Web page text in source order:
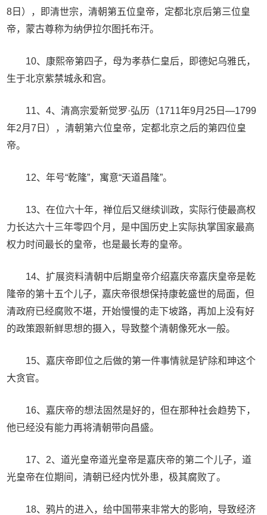
8日），即清世宗，清朝第五位皇帝，定都北京后第三位皇
帝，蒙古尊称为纳伊拉尔图托布汗。
10、康熙帝第四子，母为孝恭仁皇后，即德妃乌雅氏，
生于北京紫禁城永和宫。
11、4、清高宗爱新觉罗·弘历（1711年9月25日—1799
年2月7日），清朝第六位皇帝，定都北京之后的第四位皇
帝。
12、年号“乾隆”，寓意“天道昌隆”。
13、在位六十年，禅位后又继续训政，实际行使最高权
力长达六十三年零四个月，是中国历史上实际执掌国家最高
权力时间最长的皇帝，也是最长寿的皇帝。
14、扩展资料清朝中后期皇帝介绍嘉庆帝嘉庆皇帝是乾
隆帝的第十五个儿子，嘉庆帝很想保持康乾盛世的局面，但
清政府已经腐败不堪，开始慢慢的走下坡路，再加上没有好
的政策跟新鲜思想的摄入，导致整个清朝像死水一般。
15、嘉庆帝即位之后做的第一件事情就是铲除和珅这个
大贪官。
16、嘉庆帝的想法固然是好的，但在那种社会趋势下，
他已经没有能力再将清朝带向昌盛。
17、2、道光皇帝道光皇帝是嘉庆帝的第二个儿子，道
光皇帝在位期间，清朝已经内忧外患，极其腐败了。
18、鸦片的进入，给中国带来非常大的影响，导致经济